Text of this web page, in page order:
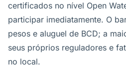
certificados no nível Open
participar imediatamente. O
pesos e aluguel de BCD; a
seus próprios reguladores e
no local.